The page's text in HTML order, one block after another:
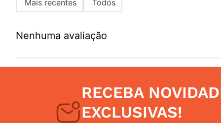
Título
Seu nome
Mais recentes Todos
Nenhuma avaliação
RECEBA
EXCLUSIVAS!